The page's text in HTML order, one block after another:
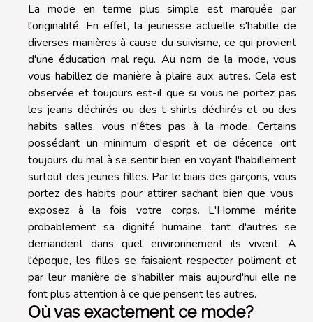
La mode en terme plus simple est marquée par
l'originalité. En effet, la jeunesse actuelle s'habille de
diverses manières à cause du suivisme, ce qui provient
d'une éducation mal reçu. Au nom de la mode, vous
vous habillez de manière à plaire aux autres. Cela est
observée et toujours est-il que si vous ne portez pas
les jeans déchirés ou des t-shirts déchirés et ou des
habits salles, vous n'êtes pas à la mode. Certains
possédant un minimum d'esprit et de décence ont
toujours du mal à se sentir bien en voyant l'habillement
surtout des jeunes filles. Par le biais des garçons, vous
portez des habits pour attirer sachant bien que vous
exposez à la fois votre corps. L'Homme mérite
probablement sa dignité humaine, tant d'autres se
demandent dans quel environnement ils vivent. A
l'époque, les filles se faisaient respecter poliment et
par leur manière de s'habiller mais aujourd'hui elle ne
font plus attention à ce que pensent les autres.
Où vas exactement ce mode?